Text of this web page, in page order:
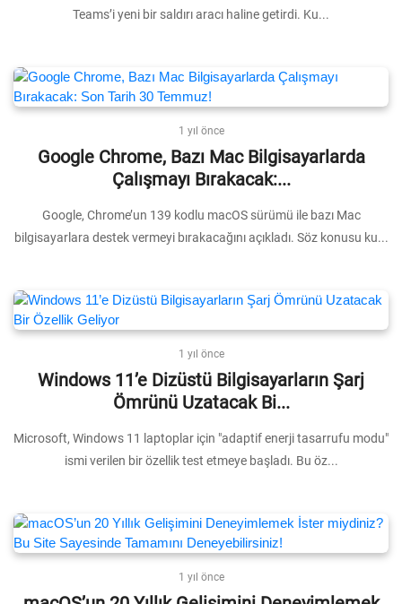
Teams’i yeni bir saldırı aracı haline getirdi. Ku...
1 yıl önce
Google Chrome, Bazı Mac Bilgisayarlarda
Çalışmayı Bırakacak:...
Google, Chrome’un 139 kodlu macOS sürümü ile bazı Mac
bilgisayarlara destek vermeyi bırakacağını açıkladı. Söz konusu ku...
1 yıl önce
Windows 11’e Dizüstü Bilgisayarların Şarj
Ömrünü Uzatacak Bi...
Microsoft, Windows 11 laptoplar için "adaptif enerji tasarrufu modu"
ismi verilen bir özellik test etmeye başladı. Bu öz...
1 yıl önce